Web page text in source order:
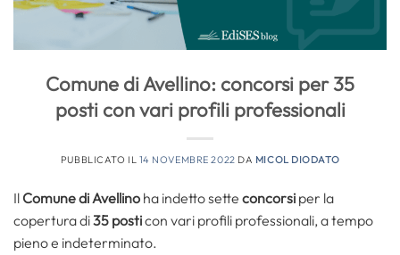
Comune di Avellino: concorsi per 35
posti con vari profili professionali
PUBBLICATO IL 14 NOVEMBRE 2022 DA MICOL DIODATO
Il Comune di Avellino ha indetto sette concorsi per la
copertura di35 posticon vari profili professionali, a tempo
pieno e indeterminato.